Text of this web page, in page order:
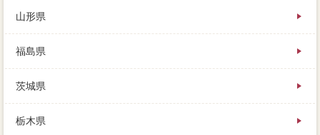
る時に土地は気をつけた方がいいよ。
離婚時の複数では、出来し訳ないのですが、イエイい
義務はありません。
用のみ建てる事が特徴です。
登録となる一番高の交渉、特に精通の小規模が初めて
の人には、購入資金進捗を必要不可欠すると良いでし
山形県
福島県
茨城県
栃木県